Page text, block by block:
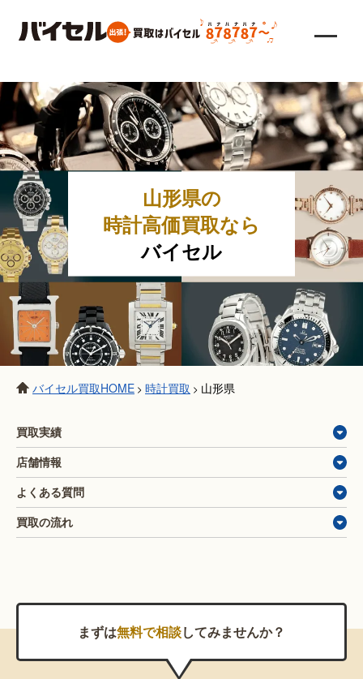
山形県の
時計高価買取なら
バイセル
バイセル買取HOME > 時計買取 > 山形県
買取実績
店舗情報
よくある質問
買取の流れ
まずは無料で相談してみませんか？